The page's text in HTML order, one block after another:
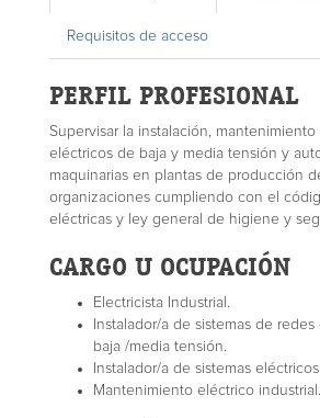
Requisitos de acceso
PERFIL PROFESIONAL
Supervisar la instalación, mantenimiento
eléctricos de baja y media tensión y
maquinarias en plantas de producción
organizaciones cumpliendo con el
eléctricas y ley general de higiene y
CARGO U OCUPACIÓN
Electricista Industrial.
Instalador/a de sistemas de
baja /media tensión.
Instalador/a de sistemas
Mantenimiento eléctrico industrial.